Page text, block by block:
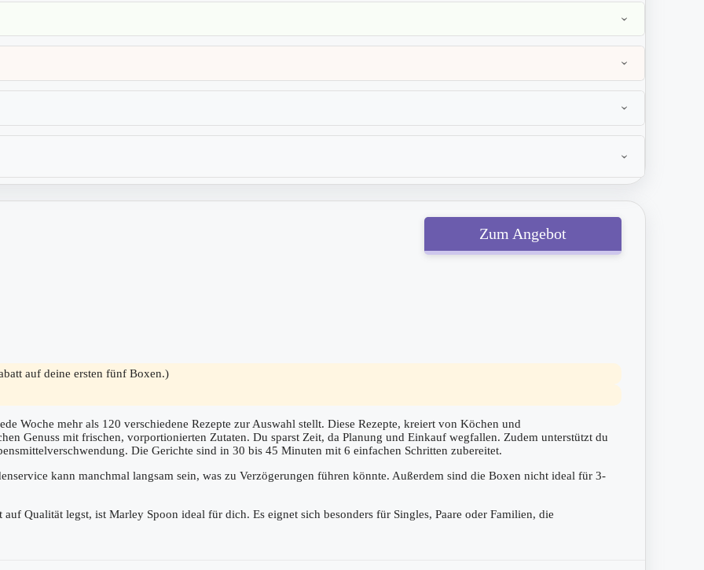
Zum Angebot
auf deine ersten fünf Boxen.)
Woche mehr als 120 verschiedene Rezepte zur Auswahl stellt. Diese Rezepte, kreiert von Köchen und
Genuss mit frischen, vorportionierten Zutaten. Du sparst Zeit, da Planung und Einkauf wegfallen. Zudem unterstützt du
Die Gerichte sind in 30 bis 45 Minuten mit 6 einfachen Schritten zubereitet.
kann manchmal langsam sein, was zu Verzögerungen führen könnte. Außerdem sind die Boxen nicht ideal für 3-
Qualität legst, ist Marley Spoon ideal für dich. Es eignet sich besonders für Singles, Paare oder Familien, die